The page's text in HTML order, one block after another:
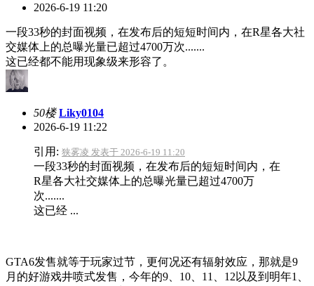
2026-6-19 11:20
一段33秒的封面视频，在发布后的短短时间内，在R星各大社
交媒体上的总曝光量已超过4700万次.......
这已经都不能用现象级来形容了。
50楼 Liky0104
2026-6-19 11:22
引用: 狭雾凌 发表于 2026-6-19 11:20
一段33秒的封面视频，在发布后的短短时间内，在
R星各大社交媒体上的总曝光量已超过4700万
次.......
这已经 ...
GTA6发售就等于玩家过节，更何况还有辐射效应，那就是9
月的好游戏井喷式发售，今年的9、10、11、12以及到明年1、